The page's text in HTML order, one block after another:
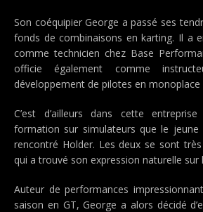
Son coéquipier George a passé ses
fonds de combinaisons en karting. Il a
comme technicien chez Base
officie également comme
développement de pilotes en
C’est d’ailleurs dans cette
formation sur simulateurs que le
rencontré Holder. Les deux se sont
qui a trouvé son expression naturelle sur
Auteur de performances
saison en GT, George a alors décidé